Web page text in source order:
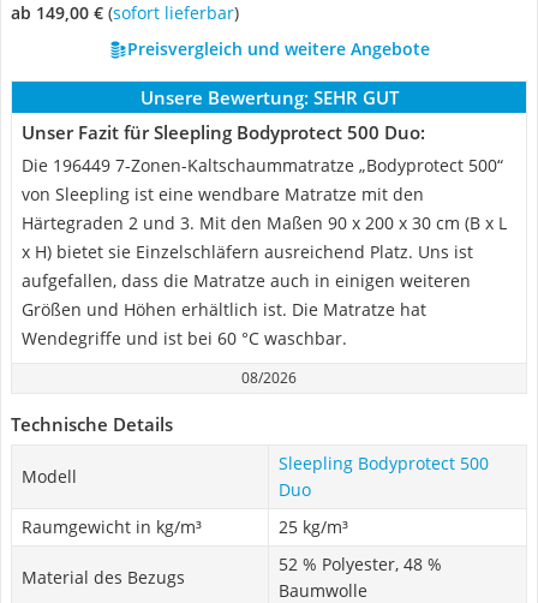
ab 149,00 € ( Sofort lieferbar)
Preisvergleich und weitere Angebote
Unsere Bewertung: SEHR GUT
Unser Fazit für Sleepling Bodyprotect 500 Duo:
Die 196449 7-Zonen-Kaltschaummatratze „Bodyprotect 500“
von Sleepling ist eine wendbare Matratze mit den
Härtegraden 2 und 3. Mit den Maßen 90 x 200 x 30 cm (B x L
x H) bietet sie Einzelschläfern ausreichend Platz. Uns ist
aufgefallen, dass die Matratze auch in einigen weiteren
Größen und Höhen erhältlich ist. Die Matratze hat
Wendegriffe und ist bei 60 °C waschbar.
08/2026
Technische Details
Modell
Sleepling Bodyprotect 500
Duo
Raumgewicht in kg/m³
25 kg/m³
Material des Bezugs
52 % Polyester, 48 %
Baumwolle